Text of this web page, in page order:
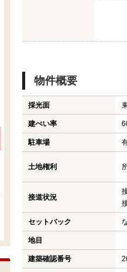
物件概要
採光面
建ぺい率
駐車場
土地権利
接道状況
セットバック
地目
建築確認番号